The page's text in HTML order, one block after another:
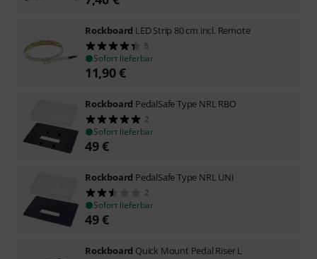
Rockboard LED Strip 80 cm incl. Remote
5
Sofort lieferbar
11,90€
Rockboard PedalSafe Type NRL RBO
2
Sofort lieferbar
49€
Rockboard PedalSafe Type NRL UNI
2
Sofort lieferbar
49€
Rockboard Quick Mount Pedal Riser L